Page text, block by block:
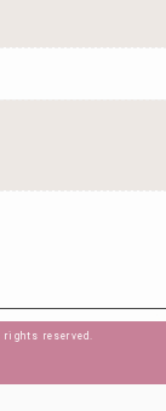
reserved.